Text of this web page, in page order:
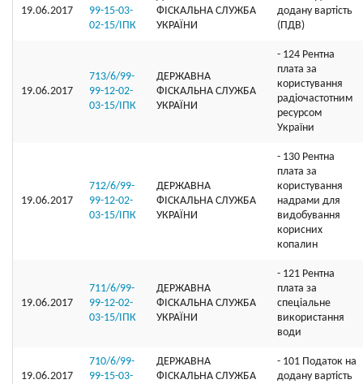
19.06.2017
99-15-03-
02-15/ІПК
ФІСКАЛЬНА СЛУЖБА
УКРАЇНИ
додану вартість
(ПДВ)
19.06.2017
713/6/99-
99-12-02-
03-15/ІПК
ДЕРЖАВНА
ФІСКАЛЬНА СЛУЖБА
УКРАЇНИ
- 124 Рентна
плата за
користування
радіочастотним
ресурсом
України
19.06.2017
712/6/99-
99-12-02-
03-15/ІПК
ДЕРЖАВНА
ФІСКАЛЬНА СЛУЖБА
УКРАЇНИ
- 130 Рентна
плата за
користування
надрами для
видобування
корисних
копалин
19.06.2017
711/6/99-
99-12-02-
03-15/ІПК
ДЕРЖАВНА
ФІСКАЛЬНА СЛУЖБА
УКРАЇНИ
- 121 Рентна
плата за
спеціальне
використання
води
19.06.2017
710/6/99-
99-15-03-
ДЕРЖАВНА
ФІСКАЛЬНА СЛУЖБА
- 101 Податок на
додану вартість